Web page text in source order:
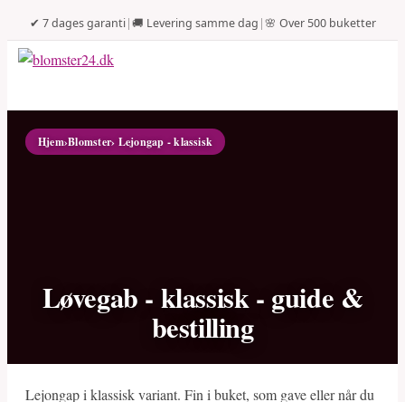
✔ 7 dages garanti|🚚 Levering samme dag |🌸 Over 500 buketter
Hjem›Blomster› Lejongap - klassisk
Løvegab - klassisk - guide &
bestilling
Lejongap i klassisk variant. Fin i buket, som gave eller når du